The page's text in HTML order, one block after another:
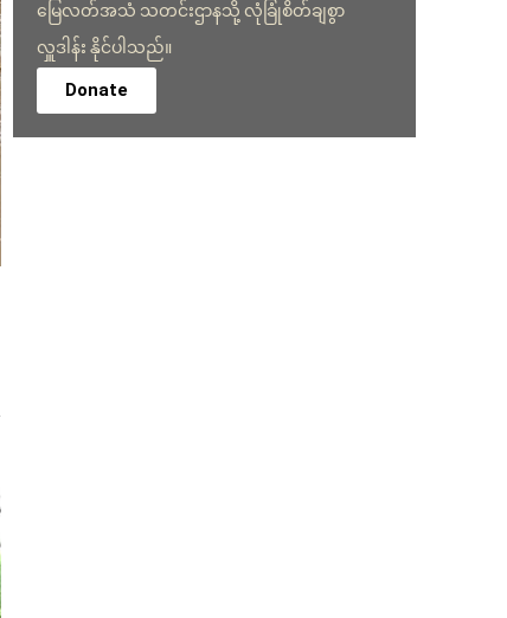
မြေလတ်အသံ သတင်းဌာနသို့ လုံခြုံစိတ်ချစွာ
လှူဒါန်း နိုင်ပါသည်။
Donate